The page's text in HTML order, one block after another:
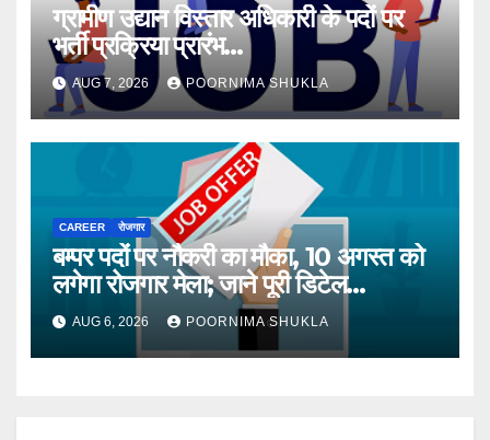
ग्रामीण उद्यान विस्तार अधिकारी के पदों पर
भर्ती प्रक्रिया प्रारंभ…
AUG 7, 2026 POORNIMA SHUKLA
CAREER रोजगार
बम्पर पदों पर नौकरी का मौका, 10 अगस्त को
लगेगा रोजगार मेला; जाने पूरी डिटेल…
AUG 6, 2026 POORNIMA SHUKLA